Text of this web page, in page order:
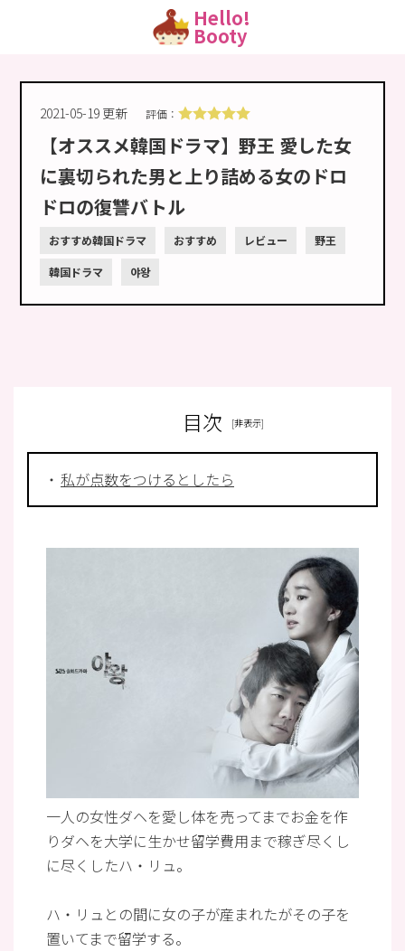
Hello!
Booty
2021-05-19 更新 評価：
【オススメ韓国ドラマ】野王 愛した女
に裏切られた男と上り詰める女のドロ
ドロの復讐バトル
おすすめ韓国ドラマ おすすめ レビュー 野王
韓国ドラマ 야왕
目次
私が点数をつけるとしたら
一人の女性ダヘを愛し体を売ってまでお金を作
りダヘを大学に生かせ留学費用まで稼ぎ尽くし
に尽くしたハ・リュ。
ハ・リュとの間に女の子が産まれたがその子を
置いてまで留学する。